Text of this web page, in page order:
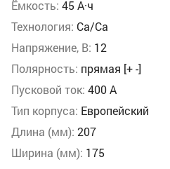
Ёмкость: 45 А·ч
Технология: Ca/Ca
Напряжение, В: 12
Полярность: прямая [+ -]
Пусковой ток: 400 А
Тип корпуса: Европейский
Длина (мм): 207
Ширина (мм): 175